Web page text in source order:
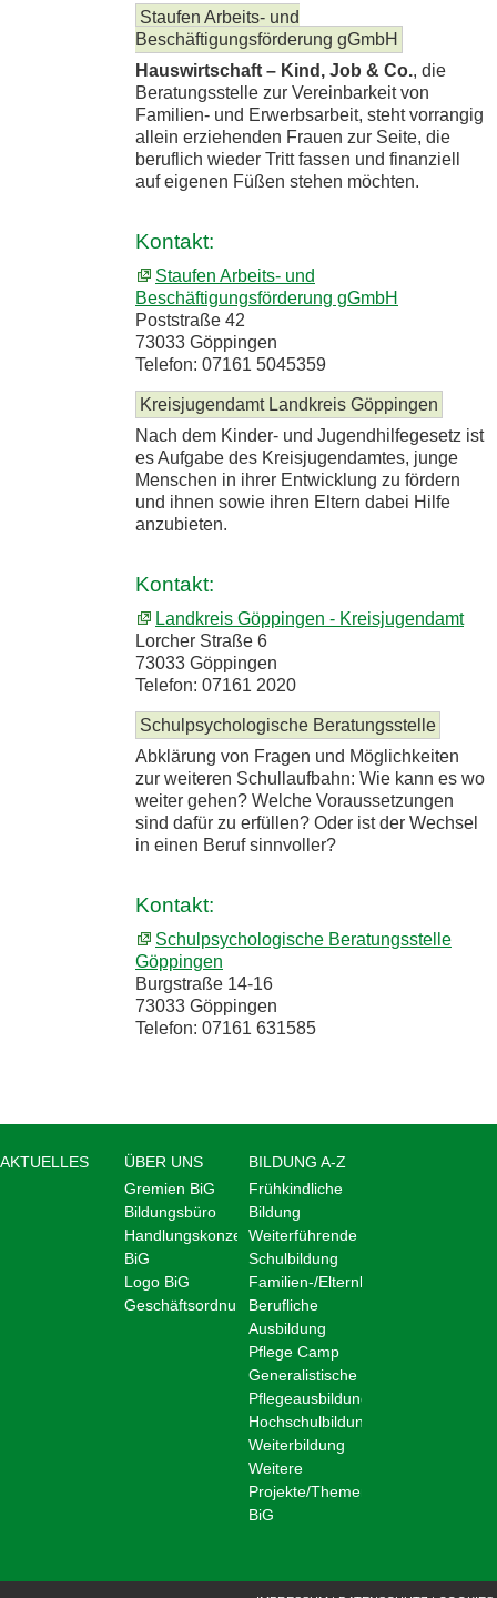
Staufen Arbeits- und
Beschäftigungsförderung gGmbH
Hauswirtschaft – Kind, Job & Co., die
Beratungsstelle zur Vereinbarkeit von
Familien- und Erwerbsarbeit, steht vorrangig
allein erziehenden Frauen zur Seite, die
beruflich wieder Tritt fassen und finanziell
auf eigenen Füßen stehen möchten.
Kontakt:
Staufen Arbeits- und
Beschäftigungsförderung gGmbH
Poststraße 42
73033 Göppingen
Telefon: 07161 5045359
Kreisjugendamt Landkreis Göppingen
Nach dem Kinder- und Jugendhilfegesetz ist
es Aufgabe des Kreisjugendamtes, junge
Menschen in ihrer Entwicklung zu fördern
und ihnen sowie ihren Eltern dabei Hilfe
anzubieten.
Kontakt:
Landkreis Göppingen - Kreisjugendamt
Lorcher Straße 6
73033 Göppingen
Telefon: 07161 2020
Schulpsychologische Beratungsstelle
Abklärung von Fragen und Möglichkeiten
zur weiteren Schullaufbahn: Wie kann es wo
weiter gehen? Welche Voraussetzungen
sind dafür zu erfüllen? Oder ist der Wechsel
in einen Beruf sinnvoller?
Kontakt:
Schulpsychologische Beratungsstelle
Göppingen
Burgstraße 14-16
73033 Göppingen
Telefon: 07161 631585
AKTUELLES
ÜBER UNS
Gremien BiG
Bildungsbüro
Handlungskonzept
BiG
Logo BiG
Geschäftsordnung
BILDUNG A-Z
Frühkindliche
Bildung
Weiterführende
Schulbildung
Familien-/Elternbildung
Berufliche
Ausbildung
Pflege Camp
Generalistische
Pflegeausbildung
Hochschulbildung
Weiterbildung
Weitere
Projekte/Themen
BiG